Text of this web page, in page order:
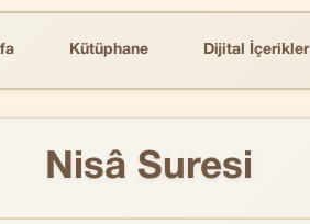
Kütüphane Dijital İçerikler
Nisâ Suresi